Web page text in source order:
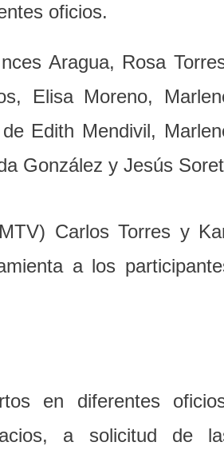
oficios.
Aragua, Rosa
Elisa Moreno,
Edith Mendivil,
González y Jesús
Carlos Torres y
a los
en diferentes
a solicitud de